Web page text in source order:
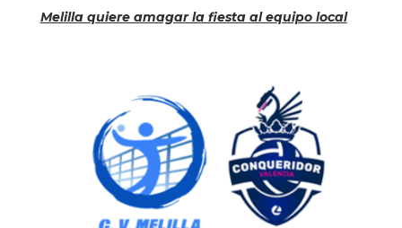
Melilla quiere amagar la fiesta al equipo local